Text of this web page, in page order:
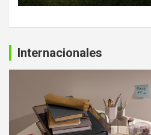
Internacionales